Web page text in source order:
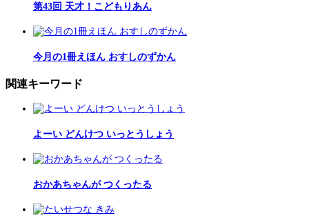
第43回 天才！こどもりあん
今月の1冊えほん おすしのずかん
関連キーワード
よーい どんけつ いっとうしょう
おかあちゃんが つくったる